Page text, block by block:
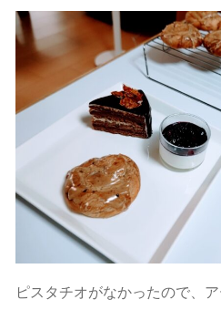
ピスタチオがなかったので、